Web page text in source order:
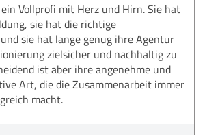
Vollprofi mit Herz und Hirn. Sie hat
sie hat die richtige
sie hat lange genug ihre Agentur
zielsicher und nachhaltig zu
ist aber ihre angenehme und
Art, die die Zusammenarbeit immer
macht.